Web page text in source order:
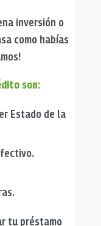
inversión o
como habías
son:
Estado de la
tu préstamo